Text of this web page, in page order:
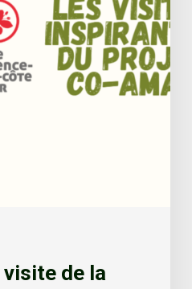
de la